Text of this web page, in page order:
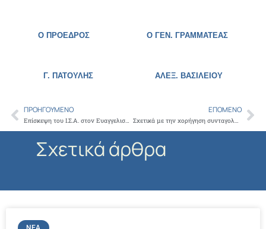
Ο ΠΡΟΕΔΡΟΣ Ο ΓΕΝ. ΓΡΑΜΜΑΤΕΑΣ
Γ. ΠΑΤΟΥΛΗΣ ΑΛΕΞ. ΒΑΣΙΛΕΙΟΥ
Prev
ΠΡΟΗΓΟΎΜΕΝΟ
Επίσκεψη του Ι.Σ.Α. στον Ευαγγελισμό
ΕΠΌΜΕΝΟ
Σχετικά με την χορήγηση συνταγολογίων για την συνταγογράφηση εμβολίων απευαισθητοποίησης
Σχετικά άρθρα